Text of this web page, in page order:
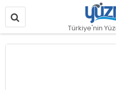
Türkiye'nin
Resim